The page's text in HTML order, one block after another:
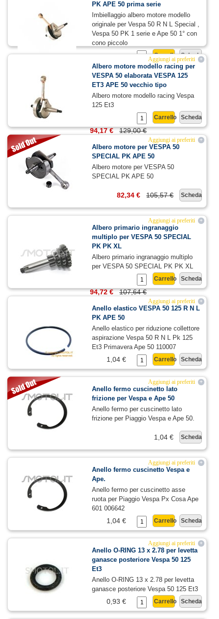
PK APE 50 prima serie
Imbiellaggio albero motore modello
originale per Vespa 50 R N L Special ,
Vespa 50 PK 1 serie e Ape 50 1° con
cono piccolo
Scheda
Carrello
138,00 €
86,94 €
+
Aggiungi ai preferiti
Albero motore modello racing per
VESPA 50 elaborata VESPA 125
ET3 APE 50 vecchio tipo
Albero motore modello racing Vespa
125 Et3
Scheda
Carrello
129,00 €
94,17 €
+
Aggiungi ai preferiti
Albero motore per VESPA 50
SPECIAL PK APE 50
Albero motore per VESPA 50
SPECIAL PK APE 50
Scheda
105,57 €
82,34 €
+
Aggiungi ai preferiti
Albero primario ingranaggio
multiplo per VESPA 50 SPECIAL
PK PK XL
Albero primario ingranaggio multiplo
per VESPA 50 SPECIAL PK PK XL
Scheda
Carrello
107,64 €
94,72 €
+
Aggiungi ai preferiti
Anello elastico VESPA 50 125 R N L
PK APE 50
Anello elastico per riduzione collettore
aspirazione Vespa 50 R N L Pk 125
Et3 Primavera Ape 50 110007
Scheda
Carrello
1,04 €
+
Aggiungi ai preferiti
Anello fermo cuscinetto lato
frizione per Vespa e Ape 50
Anello fermo per cuscinetto lato
frizione per Piaggio Vespa e Ape 50.
Scheda
1,04 €
+
Aggiungi ai preferiti
Anello fermo cuscinetto Vespa e
Ape.
Anello fermo per cuscinetto asse
ruota per Piaggio Vespa Px Cosa Ape
601 006642
Scheda
Carrello
1,04 €
+
Aggiungi ai preferiti
Anello O-RING 13 x 2.78 per levetta
ganasce posteriore Vespa 50 125
Et3
Anello O-RING 13 x 2.78 per levetta
ganasce posteriore Vespa 50 125 Et3
Scheda
Carrello
0,93 €